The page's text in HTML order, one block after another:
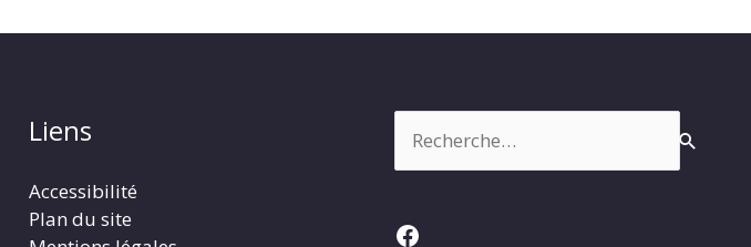
Liens
Accessibilité
Plan du site
Facebook